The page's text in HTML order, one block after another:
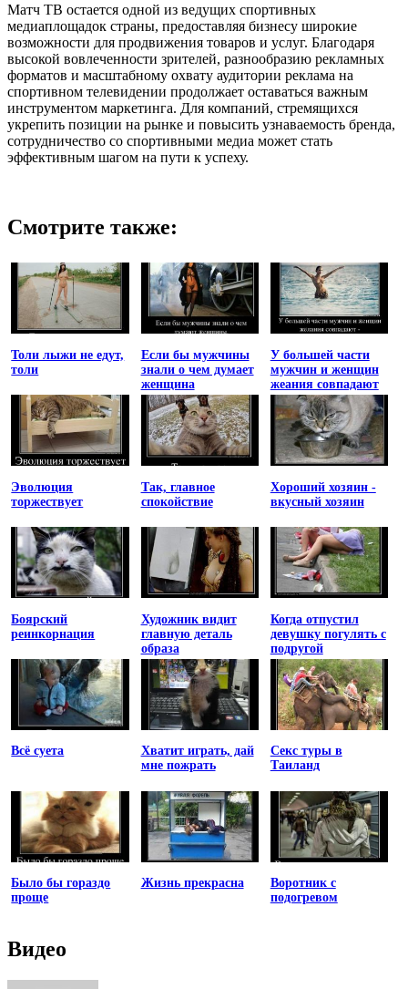
Матч ТВ остается одной из ведущих спортивных
медиаплощадок страны, предоставляя бизнесу широкие
возможности для продвижения товаров и услуг. Благодаря
высокой вовлеченности зрителей, разнообразию рекламных
форматов и масштабному охвату аудитории реклама на
спортивном телевидении продолжает оставаться важным
инструментом маркетинга. Для компаний, стремящихся
укрепить позиции на рынке и повысить узнаваемость бренда,
сотрудничество со спортивными медиа может стать
эффективным шагом на пути к успеху.
Смотрите также:
Толи лыжи не едут,
толи
Если бы мужчины
знали о чем думает
женщина
У большей части
мужчин и женщин
жеания совпадают
Эволюция
торжествует
Так, главное
спокойствие
Хороший хозяин -
вкусный хозяин
Боярский
реинкорнация
Художник видит
главную деталь
образа
Когда отпустил
девушку погулять с
подругой
Всё суета
Хватит играть, дай
мне пожрать
Секс туры в
Таиланд
Было бы гораздо
проще
Жизнь прекрасна
Воротник с
подогревом
Видео